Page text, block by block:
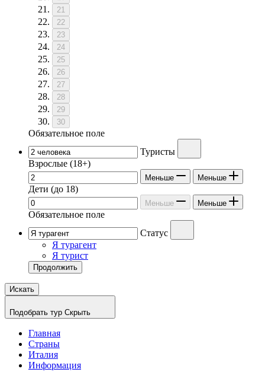
21
22
23
24
25
26
27
28
29
30
Обязательное поле
Туристы
Взрослые (18+)
Меньше Меньше
Дети (до 18)
Меньше Меньше
Обязательное поле
Статус
Я турагент
Я турист
Продолжить
Искать
Подобрать тур Скрыть
Главная
Страны
Италия
Информация